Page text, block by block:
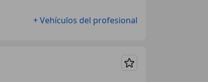
+ Vehículos del profesional
Guardar